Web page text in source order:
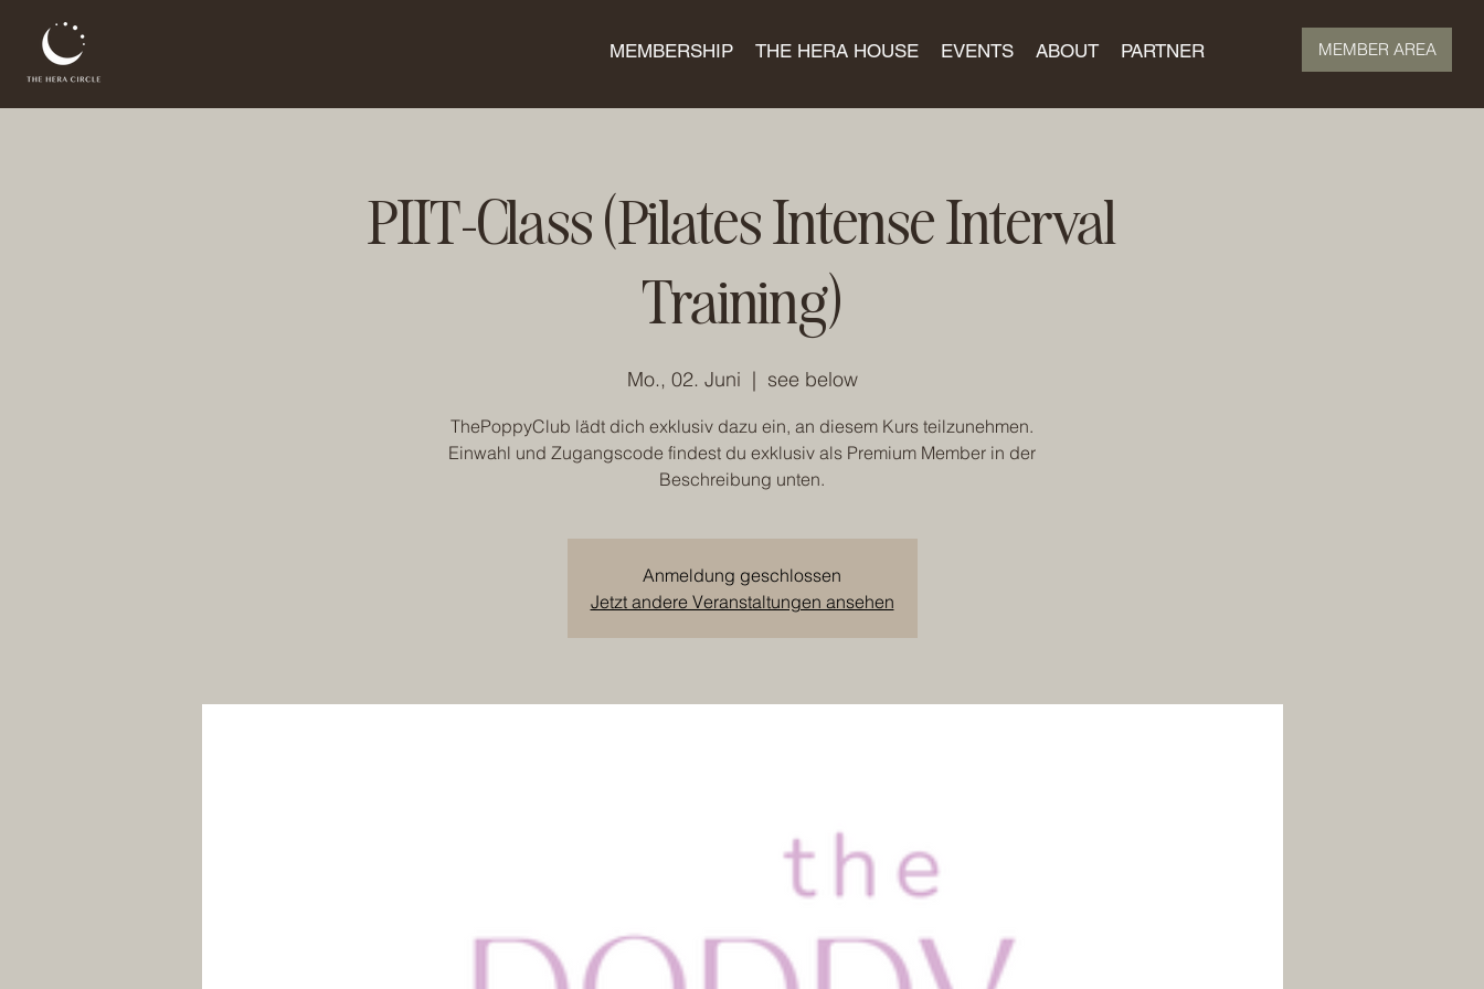
MEMBER AREA
MEMBERSHIP THE HERA HOUSE EVENTS ABOUT PARTNER
PIIT-Class (Pilates Intense Interval
Training)
Mo., 02. Juni
  |
see below
ThePoppyClub lädt dich exklusiv dazu ein, an diesem Kurs teilzunehmen.
Einwahl und Zugangscode findest du exklusiv als Premium Member in der
Beschreibung unten.
Anmeldung geschlossen
Jetzt andere Veranstaltungen ansehen